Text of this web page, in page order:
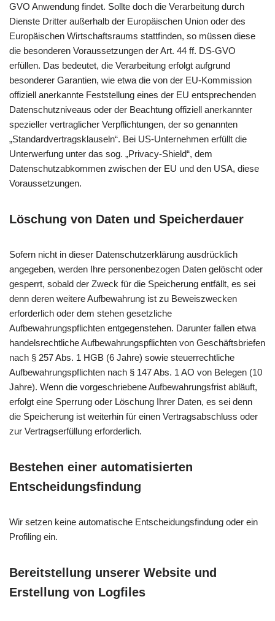
GVO Anwendung findet. Sollte doch die Verarbeitung durch
Dienste Dritter außerhalb der Europäischen Union oder des
Europäischen Wirtschaftsraums stattfinden, so müssen diese
die besonderen Voraussetzungen der Art. 44 ff. DS-GVO
erfüllen. Das bedeutet, die Verarbeitung erfolgt aufgrund
besonderer Garantien, wie etwa die von der EU-Kommission
offiziell anerkannte Feststellung eines der EU entsprechenden
Datenschutzniveaus oder der Beachtung offiziell anerkannter
spezieller vertraglicher Verpflichtungen, der so genannten
„Standardvertragsklauseln“. Bei US-Unternehmen erfüllt die
Unterwerfung unter das sog. „Privacy-Shield“, dem
Datenschutzabkommen zwischen der EU und den USA, diese
Voraussetzungen.
Löschung von Daten und Speicherdauer
Sofern nicht in dieser Datenschutzerklärung ausdrücklich
angegeben, werden Ihre personenbezogen Daten gelöscht oder
gesperrt, sobald der Zweck für die Speicherung entfällt, es sei
denn deren weitere Aufbewahrung ist zu Beweiszwecken
erforderlich oder dem stehen gesetzliche
Aufbewahrungspflichten entgegenstehen. Darunter fallen etwa
handelsrechtliche Aufbewahrungspflichten von Geschäftsbriefen
nach § 257 Abs. 1 HGB (6 Jahre) sowie steuerrechtliche
Aufbewahrungspflichten nach § 147 Abs. 1 AO von Belegen (10
Jahre). Wenn die vorgeschriebene Aufbewahrungsfrist abläuft,
erfolgt eine Sperrung oder Löschung Ihrer Daten, es sei denn
die Speicherung ist weiterhin für einen Vertragsabschluss oder
zur Vertragserfüllung erforderlich.
Bestehen einer automatisierten
Entscheidungsfindung
Wir setzen keine automatische Entscheidungsfindung oder ein
Profiling ein.
Bereitstellung unserer Website und
Erstellung von Logfiles